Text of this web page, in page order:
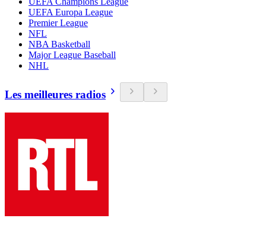
UEFA Europa League
Premier League
NFL
NBA Basketball
Major League Baseball
NHL
Les meilleures radios